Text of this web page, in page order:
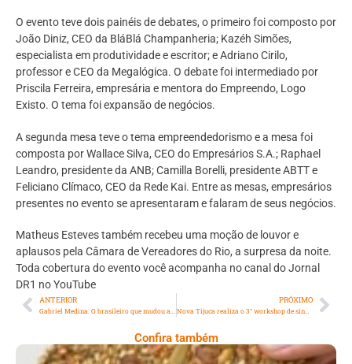
O evento teve dois painéis de debates, o primeiro foi composto por
João Diniz, CEO da BláBlá Champanheria; Kazéh Simões,
especialista em produtividade e escritor; e Adriano Cirilo,
professor e CEO da Megalógica. O debate foi intermediado por
Priscila Ferreira, empresária e mentora do Empreendo, Logo
Existo. O tema foi expansão de negócios.
A segunda mesa teve o tema empreendedorismo e a mesa foi
composta por Wallace Silva, CEO do Empresários S.A.; Raphael
Leandro, presidente da ANB; Camilla Borelli, presidente ABTT e
Feliciano Clímaco, CEO da Rede Kai. Entre as mesas, empresários
presentes no evento se apresentaram e falaram de seus negócios.
Matheus Esteves também recebeu uma moção de louvor e
aplausos pela Câmara de Vereadores do Rio, a surpresa da noite.
Toda cobertura do evento você acompanha no canal do Jornal
DR1 no YouTube
ANTERIOR PRÓXIMO
Nova Tijuca realiza o 3° workshop de síndicos
Confira também